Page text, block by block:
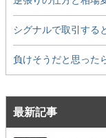
シグナルで取引する
負けそうだと思った
最新記事